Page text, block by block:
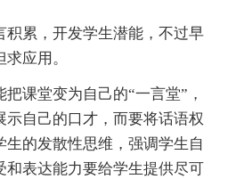
积累，开发学生潜能，不过早
应用。
课堂变为自己的“一言堂”，
自己的口才，而要将话语权
的发散性思维，强调学生自
和表达能力要给学生提供尽可